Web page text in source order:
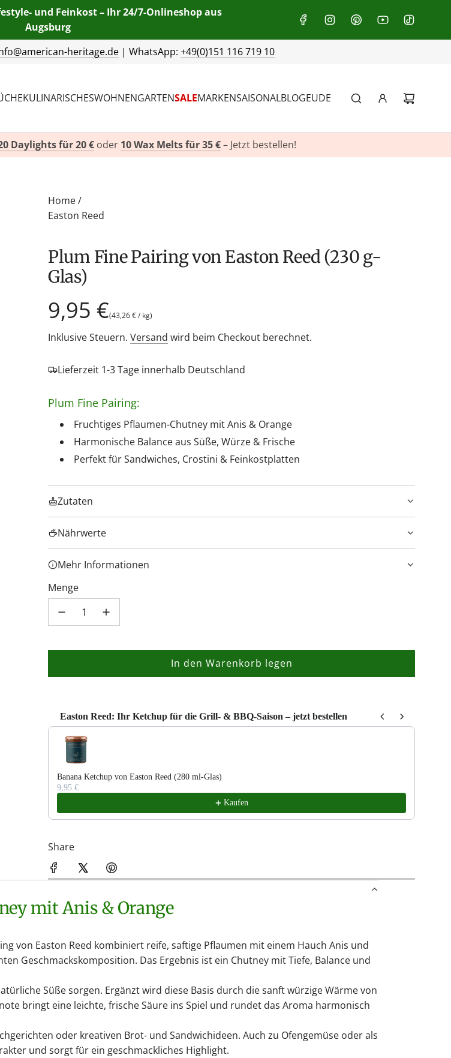
und Feinkost – Ihr 24/7-Onlineshop aus
Augsburg
heritage.de | WhatsApp: +49(0)151 116 719 10
KULINARISCHESWOHNENGARTENSALEMARKENSAISONALBLOGEUDE
Daylights für 20 € oder 10 Wax Melts für 35 €– Jetzt bestellen!
Home/
Easton Reed
Plum Fine Pairing von Easton Reed (230 g-
Glas)
Regulärer
Preis
9,95 €(43,26 €/ kg)
Inklusive Steuern. Versand wird beim Checkout berechnet.
Lieferzeit 1-3 Tage innerhalb Deutschland
Plum Fine Pairing:
Fruchtiges Pflaumen-Chutney mit Anis & Orange
Harmonische Balance aus Süße, Würze & Frische
Perfekt für Sandwiches, Crostini & Feinkostplatten
Zutaten
Nährwerte
Mehr Informationen
Menge
In den Warenkorb legen
L
e
n
Easton Reed: Ihr Ketchup für die Grill- & BBQ-Saison – jetzt bestellen
Use the Previous and Next buttons to navigate through product recommendations, or scroll horizontally to
Banana Ketchup von Easton Reed (280 ml-Glas)
9,95 €
Kaufen
Share
mit Anis & Orange
von Easton Reed kombiniert reife, saftige Pflaumen mit einem Hauch Anis und
Geschmackskomposition. Das Ergebnis ist ein Chutney mit Tiefe, Balance und
Süße sorgen. Ergänzt wird diese Basis durch die sanft würzige Wärme von
bringt eine leichte, frische Säure ins Spiel und rundet das Aroma harmonisch
oder kreativen Brot- und Sandwichideen. Auch zu Ofengemüse oder als
und sorgt für ein geschmackliches Highlight.